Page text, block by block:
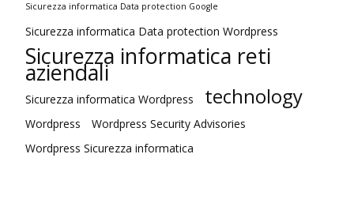
Sicurezza informatica Data protection Google
Sicurezza informatica Data protection Wordpress
Sicurezza informatica reti
aziendali
Sicurezza informatica Wordpress technology
Wordpress
Wordpress Security Advisories
Wordpress Sicurezza informatica